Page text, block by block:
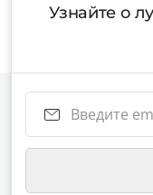
Узнайте о